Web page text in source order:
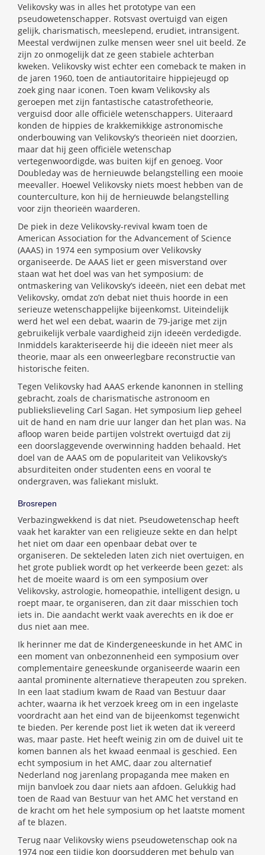
Velikovsky was in alles het prototype van een
pseudowetenschapper. Rotsvast overtuigd van eigen
gelijk, charismatisch, meeslepend, erudiet, intransigent.
Meestal verdwijnen zulke mensen weer snel uit beeld. Ze
zijn zo onmogelijk dat ze geen stabiele achterban
kweken. Velikovsky wist echter een comeback te maken in
de jaren 1960, toen de antiautoritaire hippiejeugd op
zoek ging naar iconen. Toen kwam Velikovsky als
geroepen met zijn fantastische catastrofetheorie,
verguisd door alle officiële wetenschappers. Uiteraard
konden de hippies de krakkemikkige astronomische
onderbouwing van Velikovsky’s theorieën niet doorzien,
maar dat hij geen officiële wetenschap
vertegenwoordigde, was buiten kijf en genoeg. Voor
Doubleday was de hernieuwde belangstelling een mooie
meevaller. Hoewel Velikovsky niets moest hebben van de
counterculture, kon hij de hernieuwde belangstelling
voor zijn theorieën waarderen.
De piek in deze Velikovsky-revival kwam toen de
American Association for the Advancement of Science
(AAAS) in 1974 een symposium over Velikovsky
organiseerde. De AAAS liet er geen misverstand over
staan wat het doel was van het symposium: de
ontmaskering van Velikovsky’s ideeën, niet een debat met
Velikovsky, omdat zo’n debat niet thuis hoorde in een
serieuze wetenschappelijke bijeenkomst. Uiteindelijk
werd het wel een debat, waarin de 79-jarige met zijn
gebruikelijk verbale vaardigheid zijn ideeën verdedigde.
Inmiddels karakteriseerde hij die ideeën niet meer als
theorie, maar als een onweerlegbare reconstructie van
historische feiten.
Tegen Velikovsky had AAAS erkende kanonnen in stelling
gebracht, zoals de charismatische astronoom en
publiekslieveling Carl Sagan. Het symposium liep geheel
uit de hand en nam drie uur langer dan het plan was. Na
afloop waren beide partijen volstrekt overtuigd dat zij
een doorslaggevende overwinning hadden behaald. Het
doel van de AAAS om de populariteit van Velikovsky’s
absurditeiten onder studenten eens en vooral te
ondergraven, was faliekant mislukt.
Brosrepen
Verbazingwekkend is dat niet. Pseudowetenschap heeft
vaak het karakter van een religieuze sekte en dan helpt
het niet om daar een openbaar debat over te
organiseren. De sekteleden laten zich niet overtuigen, en
het grote publiek wordt op het verkeerde been gezet: als
het de moeite waard is om een symposium over
Velikovsky, astrologie, homeopathie, intelligent design, u
roept maar, te organiseren, dan zit daar misschien toch
iets in. Die aandacht werkt vaak averechts en ik doe er
dus niet aan mee.
Ik herinner me dat de Kindergeneeskunde in het AMC in
een moment van onbezonnenheid een symposium over
complementaire geneeskunde organiseerde waarin een
aantal prominente alternatieve therapeuten zou spreken.
In een laat stadium kwam de Raad van Bestuur daar
achter, waarna ik het verzoek kreeg om in een ingelaste
voordracht aan het eind van de bijeenkomst tegenwicht
te bieden. Per kerende post liet ik weten dat ik vereerd
was, maar paste. Het heeft weinig zin om de duivel uit te
komen bannen als het kwaad eenmaal is geschied. Een
echt symposium in het AMC, daar zou alternatief
Nederland nog jarenlang propaganda mee maken en
mijn banvloek zou daar niets aan afdoen. Gelukkig had
toen de Raad van Bestuur van het AMC het verstand en
de kracht om het hele symposium op het laatste moment
af te blazen.
Terug naar Velikovsky wiens pseudowetenschap ook na
1974 nog een tijdje kon doorsudderen met behulp van